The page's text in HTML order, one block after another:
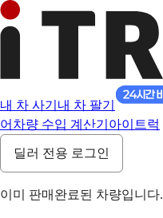
내 차 사기 내 차 팔기
어 차량 수입 계산기 아이트럭
딜러 전용 로그인
이미 판매완료된 차량입니다.